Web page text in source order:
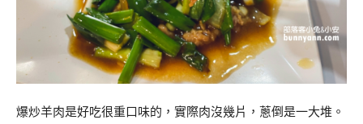
爆炒羊肉是好吃很重口味的，實際肉沒幾片，蔥倒是一大堆。